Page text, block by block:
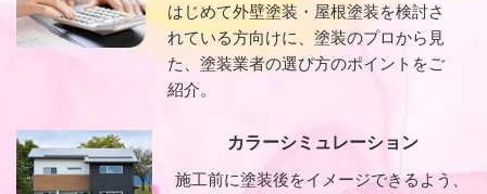
はじめて外壁塗装・屋根塗装を検討さ
れている方向けに、塗装のプロから見
た、塗装業者の選び方のポイントをご
紹介。
カラーシミュレーション
施工前に塗装後をイメージできるよう、